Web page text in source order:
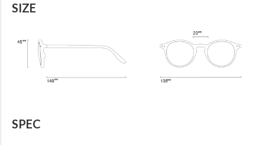
SIZE
SPEC